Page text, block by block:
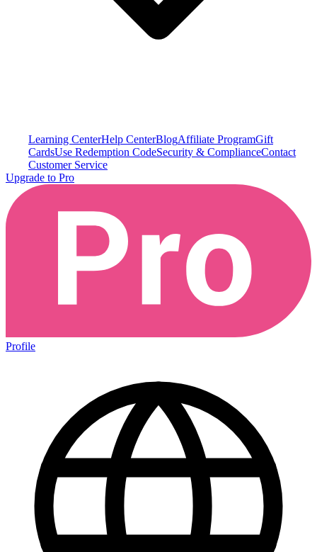
Learning CenterHelp CenterBlogAffiliate ProgramGift
CardsUse Redemption CodeSecurity & ComplianceContact
Customer Service
Upgrade to Pro
Profile